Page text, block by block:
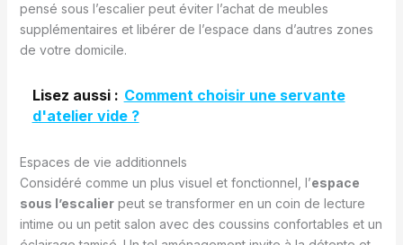
pensé sous l’escalier peut éviter l’achat de meubles
supplémentaires et libérer de l’espace dans d’autres zones
de votre domicile.
Lisez aussi : Comment choisir une servante
d'atelier vide ?
Espaces de vie additionnels
Considéré comme un plus visuel et fonctionnel, l’espace
sous l’escalierpeut se transformer en un coin de lecture
intime ou un petit salon avec des coussins confortables et un